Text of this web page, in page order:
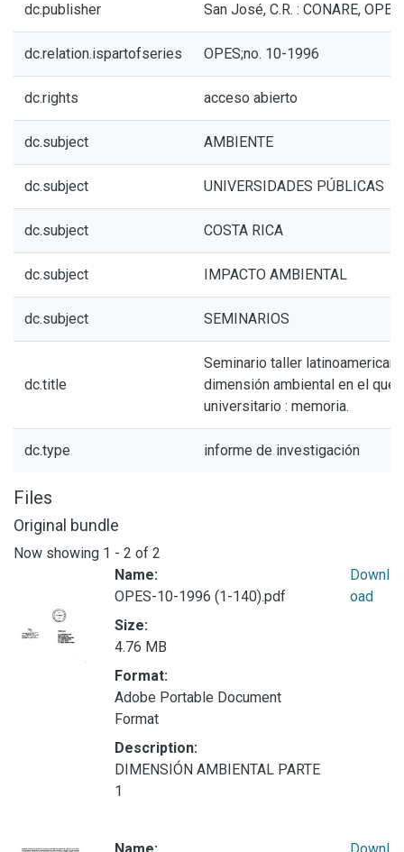
dc.publisher San José, C.R. : CONARE, OPES
dc.relation.ispartofseries OPES;no. 10-1996
dc.rights acceso abierto
dc.subject AMBIENTE
dc.subject UNIVERSIDADES PÚBLICAS
dc.subject COSTA RICA
dc.subject IMPACTO AMBIENTAL
dc.subject SEMINARIOS
dc.title
Seminario taller
dimensión ambiental en el
universitario : memoria.
dc.type informe de investigación
Files
Original bundle
Now showing 1 - 2 of 2
Name:
OPES-10-1996 (1-140).pdf
Size:
4.76 MB
Format:
Adobe Portable Document
Format
Description:
DIMENSIÓN AMBIENTAL PARTE
1
Downl
oad